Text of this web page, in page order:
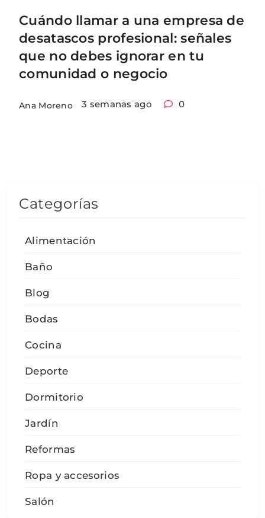
Cuándo llamar a una empresa de
desatascos profesional: señales
que no debes ignorar en tu
comunidad o negocio
Ana Moreno 3 semanas ago 0
Categorías
Alimentación
Baño
Blog
Bodas
Cocina
Deporte
Dormitorio
Jardín
Reformas
Ropa y accesorios
Salón